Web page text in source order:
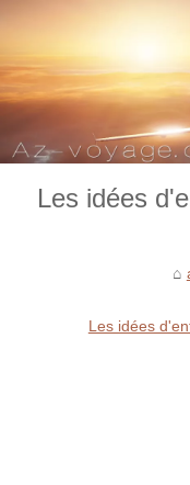
Les idées
Les idées